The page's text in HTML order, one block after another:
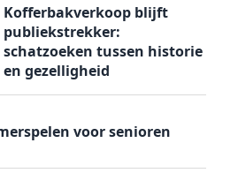
Kofferbakverkoop blijft
publiekstrekker:
schatzoeken tussen historie
en gezelligheid
voor senioren